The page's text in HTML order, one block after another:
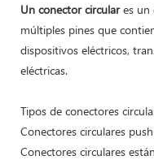
Un conector circulares un
múltiples pines que
dispositivos eléctricos,
eléctricas.
Tipos de conectores
Conectores circulares
Conectores circulares